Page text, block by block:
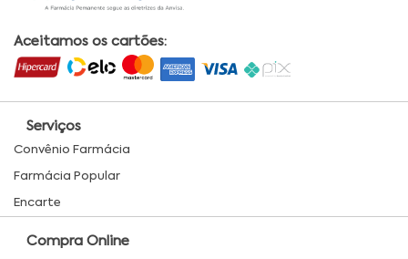
Aceitamos os cartões:
Serviços
Convênio Farmácia
Farmácia Popular
Encarte
Compra Online